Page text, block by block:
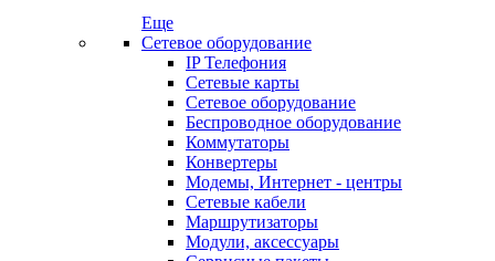
Еще
Сетевое оборудование
IP Телефония
Сетевые карты
Сетевое оборудование
Беспроводное оборудование
Коммутаторы
Конвертеры
Модемы, Интернет - центры
Сетевые кабели
Маршрутизаторы
Модули, аксессуары